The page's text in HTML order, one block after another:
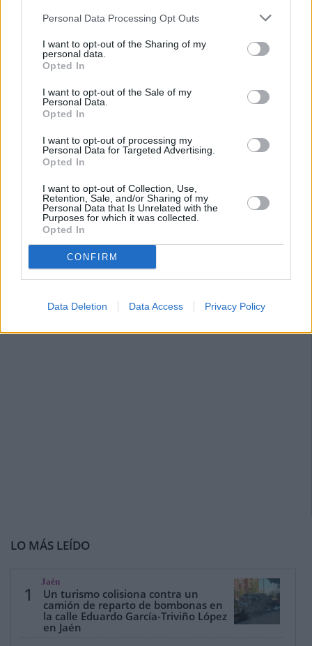
Personal Data Processing Opt Outs
I want to opt-out of the Sharing of my
personal data.
Opted In
I want to opt-out of the Sale of my
Personal Data.
Opted In
I want to opt-out of processing my
Personal Data for Targeted Advertising.
Opted In
I want to opt-out of Collection, Use,
Retention, Sale, and/or Sharing of my
Personal Data that Is Unrelated with the
Purposes for which it was collected.
Opted In
CONFIRM
Data Deletion Data Access Privacy Policy
LO MÁS LEÍDO
1
Jaén
Un turismo colisiona contra un
camión de reparto de bombonas en
la calle Eduardo García-Triviño López
en Jaén